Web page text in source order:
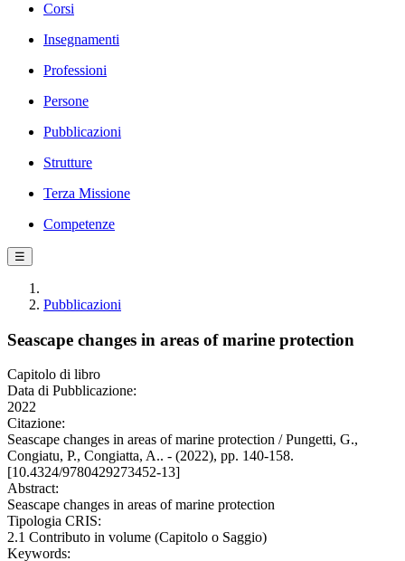
Corsi
Insegnamenti
Professioni
Persone
Pubblicazioni
Strutture
Terza Missione
Competenze
☰
Pubblicazioni
Seascape changes in areas of marine protection
Capitolo di libro
Data di Pubblicazione:
2022
Citazione:
Seascape changes in areas of marine protection / Pungetti, G.,
Congiatu, P., Congiatta, A.. - (2022), pp. 140-158.
[10.4324/9780429273452-13]
Abstract:
Seascape changes in areas of marine protection
Tipologia CRIS:
2.1 Contributo in volume (Capitolo o Saggio)
Keywords: